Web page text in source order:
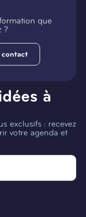
que
?
à
exclusifs : recevez
votre agenda et